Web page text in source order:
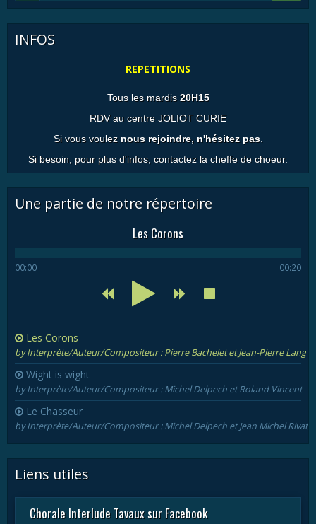
INFOS
REPETITIONS
Tous les mardis 20H15
RDV au centre JOLIOT CURIE
Si vous voulez nous rejoindre, n'hésitez pas.
Si besoin, pour plus d'infos, contactez la cheffe de choeur.
Une partie de notre répertoire
Les Corons
00:00 00:20
Les Corons
by Interprète/Auteur/Compositeur : Pierre Bachelet et Jean-Pierre Lang
Wight is wight
by Interprète/Auteur/Compositeur : Michel Delpech et Roland Vincent
Le Chasseur
by Interprète/Auteur/Compositeur : Michel Delpech et Jean Michel Rivat
Liens utiles
Chorale Interlude Tavaux sur Facebook